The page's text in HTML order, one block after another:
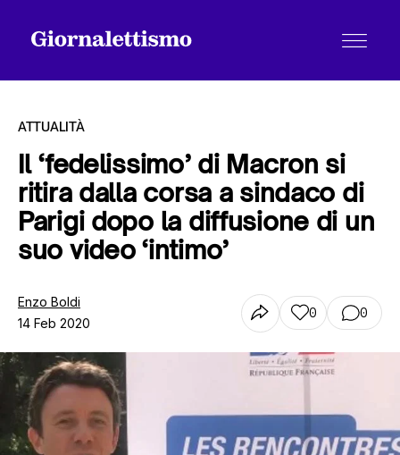
Tutti gli articoli
ATTUALITÀ
Il ‘fedelissimo’ di Macron si
ritira dalla corsa a sindaco di
Parigi dopo la diffusione di un
suo video ‘intimo’
Enzo Boldi
14 Feb 2020
0 0